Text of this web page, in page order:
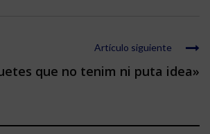
Artículo siguiente
que no tenim ni puta idea»